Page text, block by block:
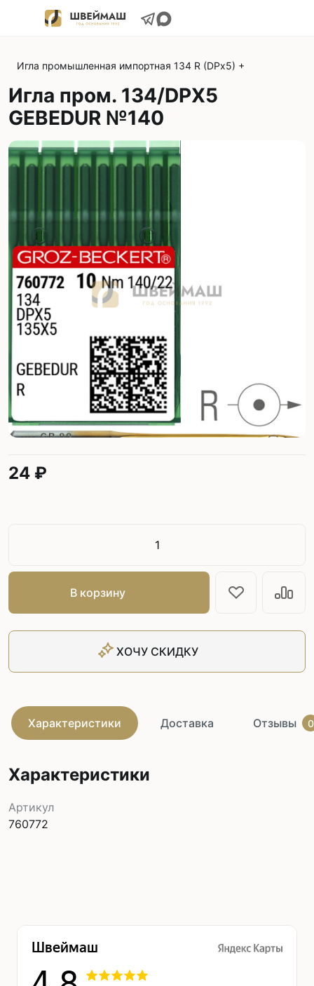
Игла промышленная импортная 134 R (DPx5) +
Игла пром. 134/DPX5
GEBEDUR №140
24 ₽
В корзину
ХОЧУ СКИДКУ
Характеристики Доставка Отзывы 0
Характеристики
Артикул
760772